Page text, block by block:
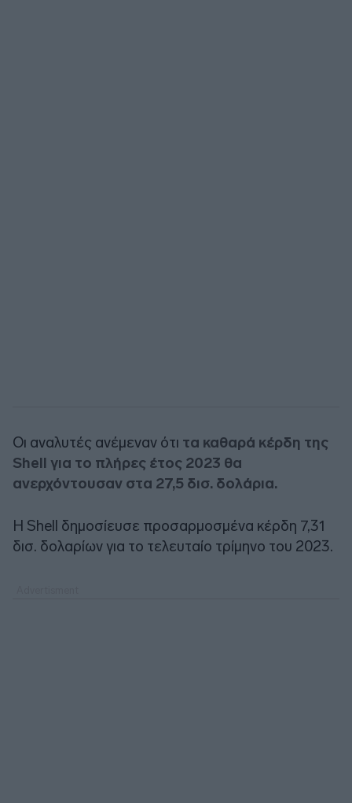
Οι αναλυτές ανέμεναν ότι τα καθαρά κέρδη της
Shell για το πλήρες έτος 2023 θα
ανερχόντουσαν στα 27,5 δισ. δολάρια.
Η Shell δημοσίευσε προσαρμοσμένα κέρδη 7,31
δισ. δολαρίων για το τελευταίο τρίμηνο του 2023.